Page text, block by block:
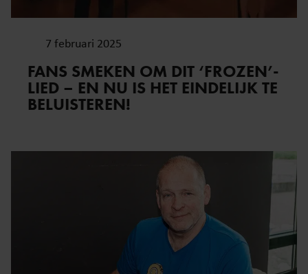
7 februari 2025
FANS SMEKEN OM DIT ‘FROZEN’-
LIED – EN NU IS HET EINDELIJK TE
BELUISTEREN!